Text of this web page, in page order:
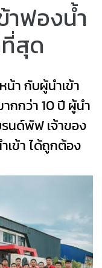
าฟองน้ำ
สุด
น้า กับผู้นำเข้า
กกว่า 10 ปี ผู้นำ
รนด์พัฟ เจ้าของ
ข้า ได้ถูกต้อง